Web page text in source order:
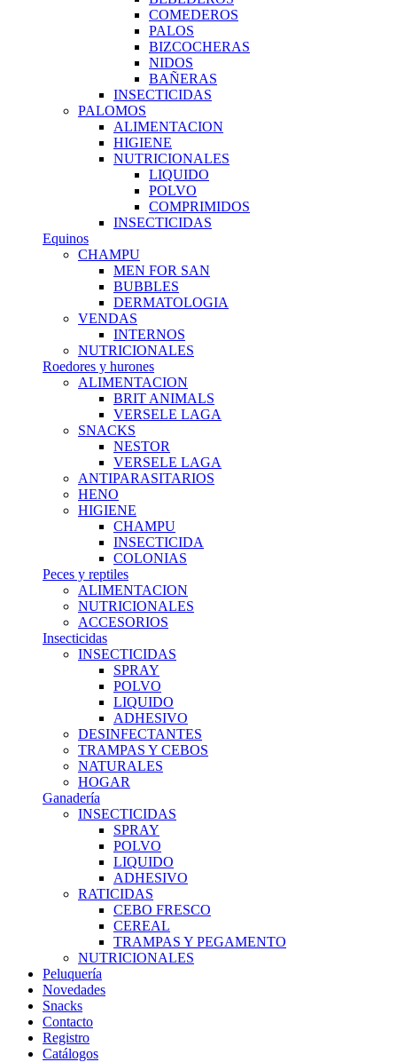
COMEDEROS
PALOS
BIZCOCHERAS
NIDOS
BAÑERAS
INSECTICIDAS
PALOMOS
ALIMENTACION
HIGIENE
NUTRICIONALES
LIQUIDO
POLVO
COMPRIMIDOS
INSECTICIDAS
Equinos
CHAMPU
MEN FOR SAN
BUBBLES
DERMATOLOGIA
VENDAS
INTERNOS
NUTRICIONALES
Roedores y hurones
ALIMENTACION
BRIT ANIMALS
VERSELE LAGA
SNACKS
NESTOR
VERSELE LAGA
ANTIPARASITARIOS
HENO
HIGIENE
CHAMPU
INSECTICIDA
COLONIAS
Peces y reptiles
ALIMENTACION
NUTRICIONALES
ACCESORIOS
Insecticidas
INSECTICIDAS
SPRAY
POLVO
LIQUIDO
ADHESIVO
DESINFECTANTES
TRAMPAS Y CEBOS
NATURALES
HOGAR
Ganadería
INSECTICIDAS
SPRAY
POLVO
LIQUIDO
ADHESIVO
RATICIDAS
CEBO FRESCO
CEREAL
TRAMPAS Y PEGAMENTO
NUTRICIONALES
Peluquería
Novedades
Snacks
Contacto
Registro
Catálogos